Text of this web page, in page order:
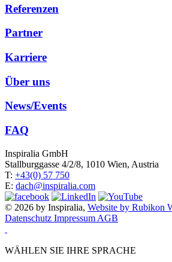
Referenzen
Partner
Karriere
Über uns
News/Events
FAQ
Inspiralia GmbH
Stallburggasse 4/2/8, 1010 Wien, Austria
T: +43(0) 57 750
E: dach@inspiralia.com
© 2026 by Inspiralia, Website by Rubikon
Datenschutz Impressum AGB
WÄHLEN SIE IHRE SPRACHE